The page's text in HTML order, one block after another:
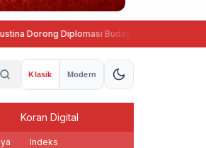
Diplomasi Budaya ke Kancah Global
Klasik Modern
Koran Digital
Indeks